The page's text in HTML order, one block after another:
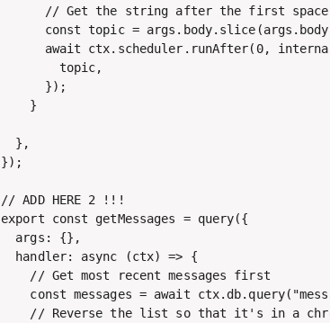
      // Get the string after the first space
const topic =
await ctx.scheduler.runAfter(0,
        topic,
      });
    }
  },
});
// ADD HERE 2 !!!
export const getMessages = query({
  args: {},
  handler: async (ctx) => {
    // Get most recent messages first
const messages = await
// Reverse the list so that it's in a